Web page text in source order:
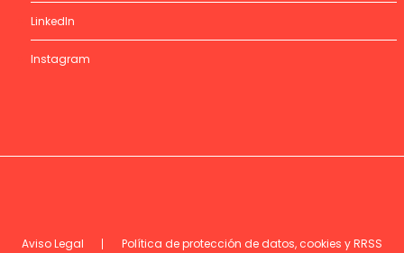
LinkedIn
Instagram
Aviso Legal Política de protección de datos, cookies y RRSS